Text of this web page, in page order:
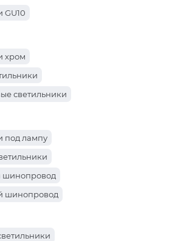
GU10
хром
светильники
под лампу
шинопровод
шинопровод
м